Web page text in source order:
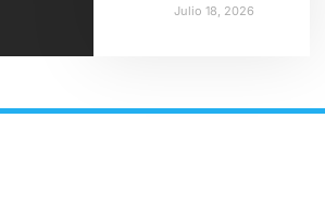
Julio 18, 2026